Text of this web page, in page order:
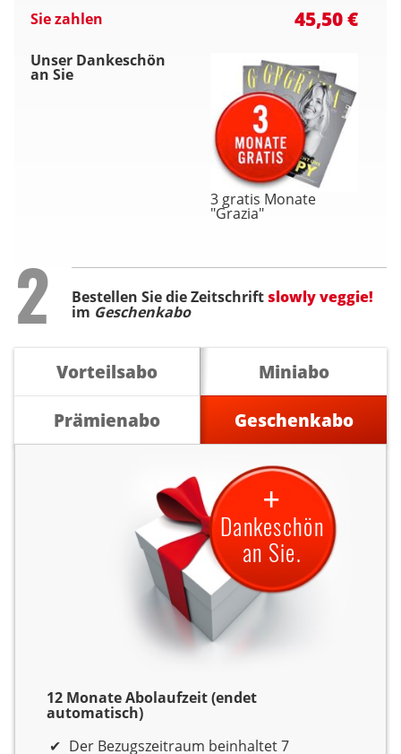
Sie zahlen 45,50 €
Unser Dankeschön
an Sie
3 gratis Monate
"Grazia"
Step
2 Bestellen Sie die Zeitschrift slowly veggie!
im Geschenkabo
Vorteilsabo
Miniabo
Prämienabo
Geschenkabo
12 Monate Abolaufzeit (endet
automatisch)
Der Bezugszeitraum beinhaltet 7
+
Dankeschön
an Sie.